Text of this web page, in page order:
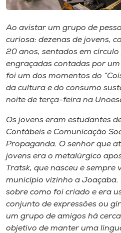
Rádio
Museu
Unoesc
Store
Selecione
A+
A-
Ao avistar um grupo de
curiosa: dezenas de jovens,
20 anos, sentados em
engraçadas contadas por um
foi um dos momentos do
da cultura e do consumo
noite de terça-feira na
Os jovens eram estudantes
Contábeis e Comunicação
Propaganda. O senhor que
jovens era o metalúrgico
Tratsk, que nasceu e sempre
município vizinho a Joaçaba.
sobre como foi criado e era
conjunto de expressões ou
um grupo de amigos há
objetivo de manter uma